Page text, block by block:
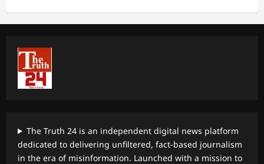
The Truth 24 is an independent digital news platform
dedicated to delivering unfiltered, fact-based journalism
in the era of misinformation. Launched with a mission to